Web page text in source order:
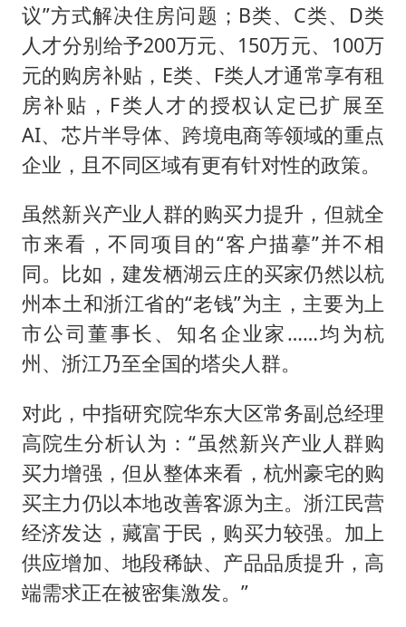
议”方式解决住房问题；B类、C类、D类
人才分别给予200万元、150万元、100万
元的购房补贴，E类、F类人才通常享有租
房补贴，F类人才的授权认定已扩展至
AI、芯片半导体、跨境电商等领域的重点
企业，且不同区域有更有针对性的政策。
虽然新兴产业人群的购买力提升，但就全
市来看，不同项目的“客户描摹”并不相
同。比如，建发栖湖云庄的买家仍然以杭
州本土和浙江省的“老钱”为主，主要为上
市公司董事长、知名企业家……均为杭
州、浙江乃至全国的塔尖人群。
对此，中指研究院华东大区常务副总经理
高院生分析认为：“虽然新兴产业人群购
买力增强，但从整体来看，杭州豪宅的购
买主力仍以本地改善客源为主。浙江民营
经济发达，藏富于民，购买力较强。加上
供应增加、地段稀缺、产品品质提升，高
端需求正在被密集激发。”